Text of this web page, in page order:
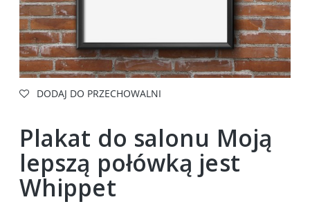
DODAJ DO PRZECHOWALNI
Plakat do salonu Moją
lepszą połówką jest
Whippet